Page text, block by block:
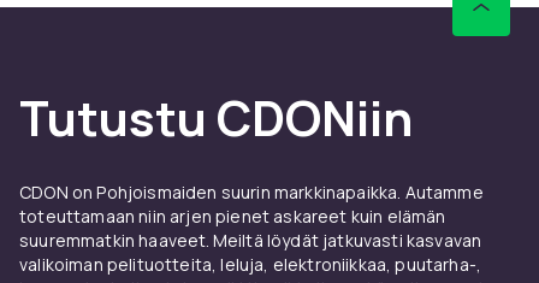
sopivat lyhyille kytkennöille.
Edut ja käyttöohjeet
CDONilta löydät Verkkokaapelit:ä johtavilta
valmistajilta kilpailukykyiseen hintaan. Laaja
valikoimamme kattaa kaikki hintaluokat
Tutustu CDONiin
CDON on Pohjoismaiden suurin markkinapaikka. Autamme
toteuttamaan niin arjen pienet askareet kuin elämän
suuremmatkin haaveet. Meiltä löydät jatkuvasti kasvavan
valikoiman pelituotteita, leluja, elektroniikkaa, puutarha-,